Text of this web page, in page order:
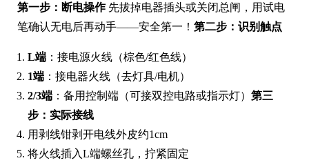
第一步：断电操作先拔掉电器插头或关闭总闸，用试电
笔确认无电后再动手——安全第一！ 第二步：识别触点
L端 ：接电源火线（棕色/红色线）
1端 ：接电器火线（去灯具/电机）
2/3端 ：备用控制端（可接双控电路或指示灯） 第三
步：实际接线
用剥线钳剥开电线外皮约1cm
将火线插入L端螺丝孔，拧紧固定